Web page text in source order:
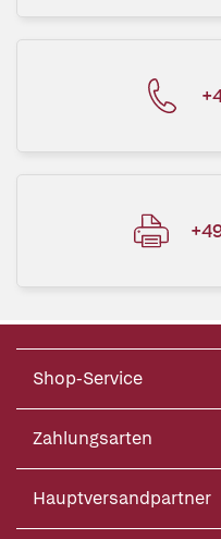
Shop-Service
Zahlungsarten
Hauptversandpartner